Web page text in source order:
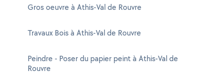
Gros oeuvre à Athis-Val de Rouvre
Travaux Bois à Athis-Val de Rouvre
Peindre - Poser du papier peint à Athis-Val de
Rouvre